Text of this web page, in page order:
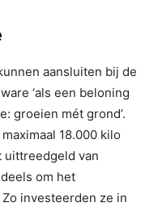
aansluiten bij de
‘als een beloning
groeien mét grond’.
18.000 kilo
uittreedgeld van
om het
investeerden ze in